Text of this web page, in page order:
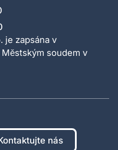
je zapsána v
soudem v
nás